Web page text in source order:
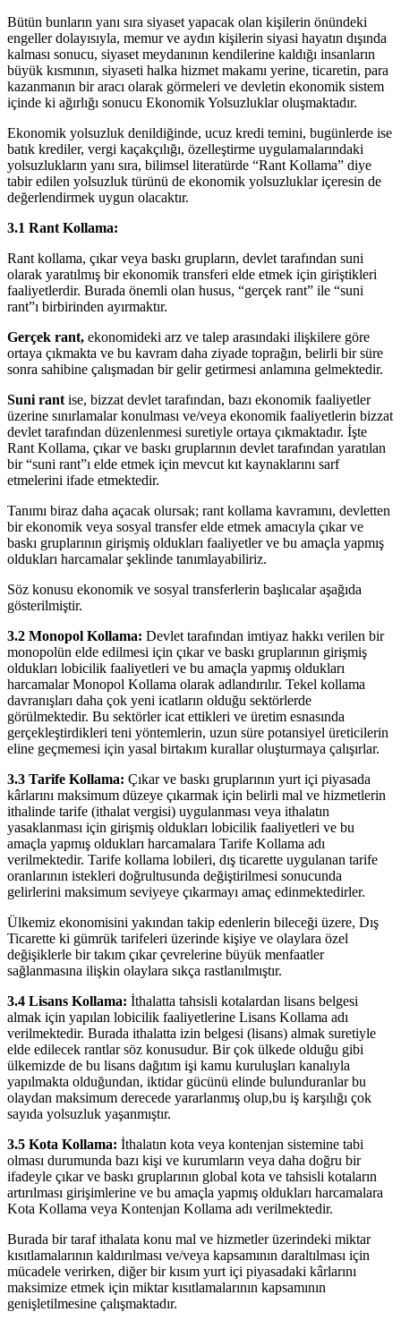
Bütün bunların yanı sıra siyaset yapacak olan kişilerin önündeki
engeller dolayısıyla, memur ve aydın kişilerin siyasi hayatın dışında
kalması sonucu, siyaset meydanının kendilerine kaldığı insanların
büyük kısmının, siyaseti halka hizmet makamı yerine, ticaretin, para
kazanmanın bir aracı olarak görmeleri ve devletin ekonomik sistem
içinde ki ağırlığı sonucu Ekonomik Yolsuzluklar oluşmaktadır.
Ekonomik yolsuzluk denildiğinde, ucuz kredi temini, bugünlerde ise
batık krediler, vergi kaçakçılığı, özelleştirme uygulamalarındaki
yolsuzlukların yanı sıra, bilimsel literatürde “Rant Kollama” diye
tabir edilen yolsuzluk türünü de ekonomik yolsuzluklar içeresin de
değerlendirmek uygun olacaktır.
3.1 Rant Kollama:
Rant kollama, çıkar veya baskı grupların, devlet tarafından suni
olarak yaratılmış bir ekonomik transferi elde etmek için giriştikleri
faaliyetlerdir. Burada önemli olan husus, “gerçek rant” ile “suni
rant”ı birbirinden ayırmaktır.
Gerçek rant, ekonomideki arz ve talep arasındaki ilişkilere göre
ortaya çıkmakta ve bu kavram daha ziyade toprağın, belirli bir süre
sonra sahibine çalışmadan bir gelir getirmesi anlamına gelmektedir.
Suni rant ise, bizzat devlet tarafından, bazı ekonomik faaliyetler
üzerine sınırlamalar konulması ve/veya ekonomik faaliyetlerin bizzat
devlet tarafından düzenlenmesi suretiyle ortaya çıkmaktadır. İşte
Rant Kollama, çıkar ve baskı gruplarının devlet tarafından yaratılan
bir “suni rant”ı elde etmek için mevcut kıt kaynaklarını sarf
etmelerini ifade etmektedir.
Tanımı biraz daha açacak olursak; rant kollama kavramını, devletten
bir ekonomik veya sosyal transfer elde etmek amacıyla çıkar ve
baskı gruplarının girişmiş oldukları faaliyetler ve bu amaçla yapmış
oldukları harcamalar şeklinde tanımlayabiliriz.
Söz konusu ekonomik ve sosyal transferlerin başlıcalar aşağıda
gösterilmiştir.
3.2 Monopol Kollama: Devlet tarafından imtiyaz hakkı verilen bir
monopolün elde edilmesi için çıkar ve baskı gruplarının girişmiş
oldukları lobicilik faaliyetleri ve bu amaçla yapmış oldukları
harcamalar Monopol Kollama olarak adlandırılır. Tekel kollama
davranışları daha çok yeni icatların olduğu sektörlerde
görülmektedir. Bu sektörler icat ettikleri ve üretim esnasında
gerçekleştirdikleri teni yöntemlerin, uzun süre potansiyel üreticilerin
eline geçmemesi için yasal birtakım kurallar oluşturmaya çalışırlar.
3.3 Tarife Kollama: Çıkar ve baskı gruplarının yurt içi piyasada
kârlarını maksimum düzeye çıkarmak için belirli mal ve hizmetlerin
ithalinde tarife (ithalat vergisi) uygulanması veya ithalatın
yasaklanması için girişmiş oldukları lobicilik faaliyetleri ve bu
amaçla yapmış oldukları harcamalara Tarife Kollama adı
verilmektedir. Tarife kollama lobileri, dış ticarette uygulanan tarife
oranlarının istekleri doğrultusunda değiştirilmesi sonucunda
gelirlerini maksimum seviyeye çıkarmayı amaç edinmektedirler.
Ülkemiz ekonomisini yakından takip edenlerin bileceği üzere, Dış
Ticarette ki gümrük tarifeleri üzerinde kişiye ve olaylara özel
değişiklerle bir takım çıkar çevrelerine büyük menfaatler
sağlanmasına ilişkin olaylara sıkça rastlanılmıştır.
3.4 Lisans Kollama: İthalatta tahsisli kotalardan lisans belgesi
almak için yapılan lobicilik faaliyetlerine Lisans Kollama adı
verilmektedir. Burada ithalatta izin belgesi (lisans) almak suretiyle
elde edilecek rantlar söz konusudur. Bir çok ülkede olduğu gibi
ülkemizde de bu lisans dağıtım işi kamu kuruluşları kanalıyla
yapılmakta olduğundan, iktidar gücünü elinde bulunduranlar bu
olaydan maksimum derecede yararlanmış olup,bu iş karşılığı çok
sayıda yolsuzluk yaşanmıştır.
3.5 Kota Kollama: İthalatın kota veya kontenjan sistemine tabi
olması durumunda bazı kişi ve kurumların veya daha doğru bir
ifadeyle çıkar ve baskı gruplarının global kota ve tahsisli kotaların
artırılması girişimlerine ve bu amaçla yapmış oldukları harcamalara
Kota Kollama veya Kontenjan Kollama adı verilmektedir.
Burada bir taraf ithalata konu mal ve hizmetler üzerindeki miktar
kısıtlamalarının kaldırılması ve/veya kapsamının daraltılması için
mücadele verirken, diğer bir kısım yurt içi piyasadaki kârlarını
maksimize etmek için miktar kısıtlamalarının kapsamının
genişletilmesine çalışmaktadır.